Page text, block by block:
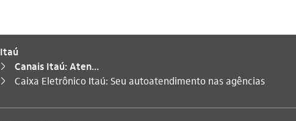
Itaú
seta_direita Canais Itaú: Aten...
seta_direita
Você está aqui:
Caixa Eletrônico Itaú: Seu autoatendimento nas agências